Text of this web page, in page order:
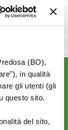
(BO),
in qualità
gli utenti (gli
questo sito.
del sito,